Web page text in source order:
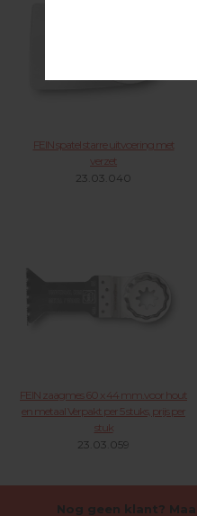
FEIN spatel starre uitvoering met
verzet
23.03.040
FEIN zaagmes 60 x 44 mm.voor hout
en metaal Verpakt per 5 stuks, prijs per
stuk
23.03.059
Nog geen klant?